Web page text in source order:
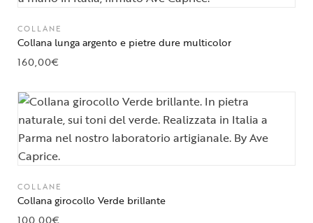
COLLANE
Collana lunga argento e pietre dure multicolor
160,00€
COLLANE
Collana girocollo Verde brillante
100,00€